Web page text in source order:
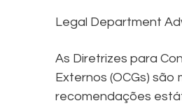
Legal Department
As Diretrizes para
Externos (OCGs) são
recomendações